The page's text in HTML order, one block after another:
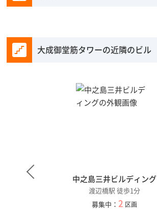
大成御堂筋タワーの近隣のビル
中之島三井ビルディング
渡辺橋駅 徒歩1分
募集中： 2 区画